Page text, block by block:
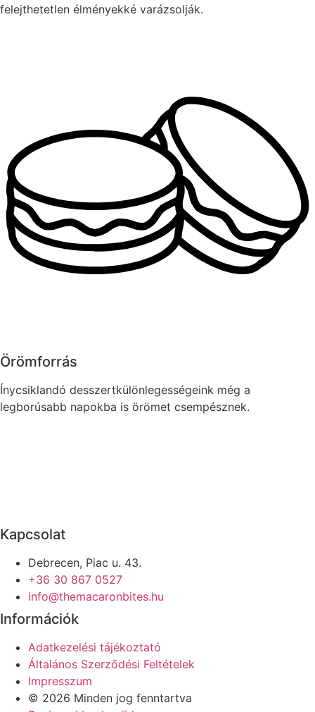
felejthetetlen élményekké varázsolják.
Örömforrás
Ínycsiklandó desszertkülönlegességeink még a
legborúsabb napokba is örömet csempésznek.
Kapcsolat
Debrecen, Piac u. 43.
+36 30 867 0527
info@themacaronbites.hu
Információk
Adatkezelési tájékoztató
Általános Szerződési Feltételek
Impresszum
© 2026 Minden jog fenntartva